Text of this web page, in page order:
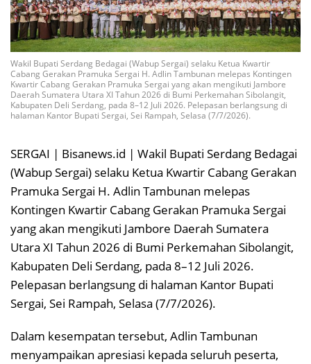
Wakil Bupati Serdang Bedagai (Wabup Sergai) selaku Ketua Kwartir
Cabang Gerakan Pramuka Sergai H. Adlin Tambunan melepas Kontingen
Kwartir Cabang Gerakan Pramuka Sergai yang akan mengikuti Jambore
Daerah Sumatera Utara XI Tahun 2026 di Bumi Perkemahan Sibolangit,
Kabupaten Deli Serdang, pada 8–12 Juli 2026. Pelepasan berlangsung di
halaman Kantor Bupati Sergai, Sei Rampah, Selasa (7/7/2026).
SERGAI | Bisanews.id | Wakil Bupati Serdang Bedagai
(Wabup Sergai) selaku Ketua Kwartir Cabang Gerakan
Pramuka Sergai H. Adlin Tambunan melepas
Kontingen Kwartir Cabang Gerakan Pramuka Sergai
yang akan mengikuti Jambore Daerah Sumatera
Utara XI Tahun 2026 di Bumi Perkemahan Sibolangit,
Kabupaten Deli Serdang, pada 8–12 Juli 2026.
Pelepasan berlangsung di halaman Kantor Bupati
Sergai, Sei Rampah, Selasa (7/7/2026).
Dalam kesempatan tersebut, Adlin Tambunan
menyampaikan apresiasi kepada seluruh peserta,